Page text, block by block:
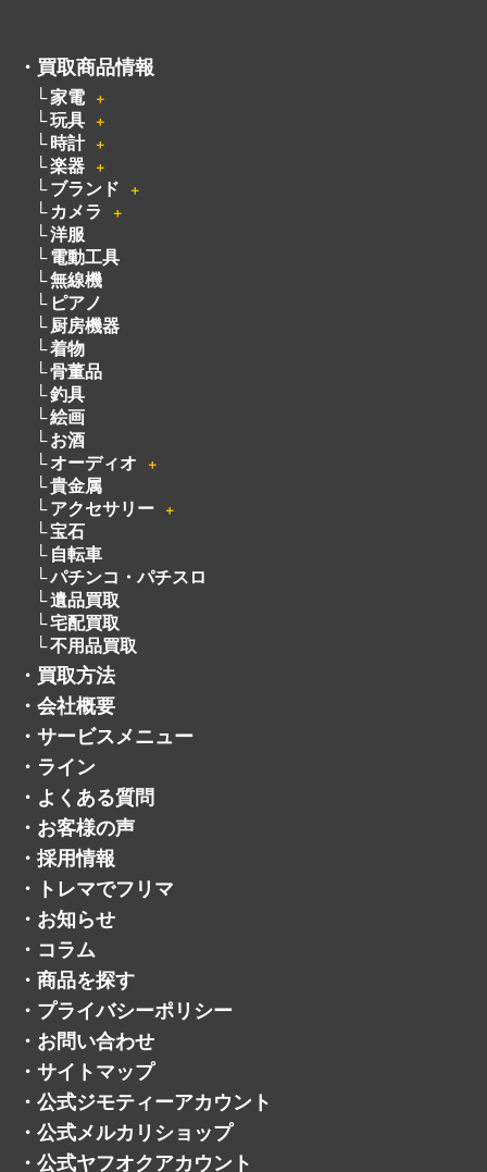
玩具 ＋
時計 ＋
楽器 ＋
ブランド
カメラ
洋服
電動工具
無線機
ピアノ
厨房機器
着物
骨董品
釣具
絵画
お酒
オーディオ
貴金属
アクセサリー
宝石
自転車
パチンコ・パチスロ
遺品買取
宅配買取
不用品買取
買取方法
会社概要
・ サービスメニュー
・ ライン
・ よくある質問
・ お客様の声
・ 採用情報
・ トレマでフリマ
・ お知らせ
・ コラム
・ 商品を探す
・ プライバシーポリシー
・ お問い合わせ
・ サイトマップ
・ 公式ジモティーアカウント
・ 公式メルカリショップ
・ 公式ヤフオクアカウント